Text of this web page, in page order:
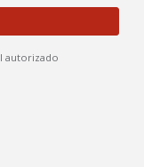
autorizado